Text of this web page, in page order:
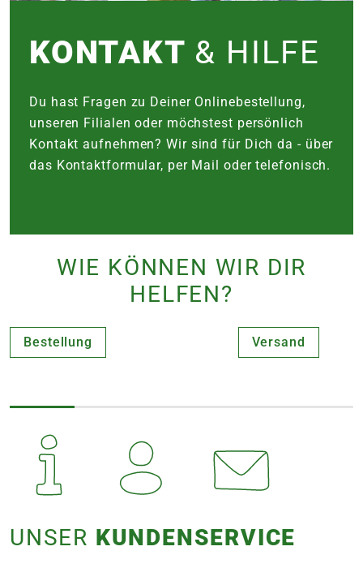
KONTAKT & HILFE
Du hast Fragen zu Deiner Onlinebestellung,
unseren Filialen oder möchstest persönlich
Kontakt aufnehmen? Wir sind für Dich da - über
das Kontaktformular, per Mail oder telefonisch.
WIE KÖNNEN WIR DIR
HELFEN?
Bestellung Versand
UNSER KUNDENSERVICE